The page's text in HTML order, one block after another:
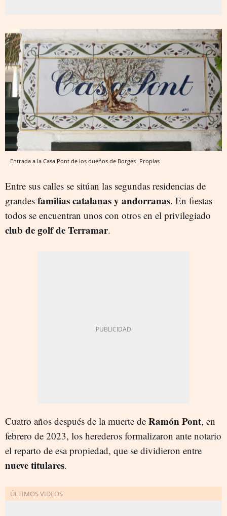
Entrada a la Casa Pont de los dueños de Borges Propias
Entre sus calles se sitúan las segundas residencias de
grandes familias catalanas y andorranas. En fiestas
todos se encuentran unos con otros en el privilegiado
club de golf de Terramar.
Cuatro años después de la muerte de Ramón Pont, en
febrero de 2023, los herederos formalizaron ante notario
el reparto de esa propiedad, que se dividieron entre
nueve titulares.